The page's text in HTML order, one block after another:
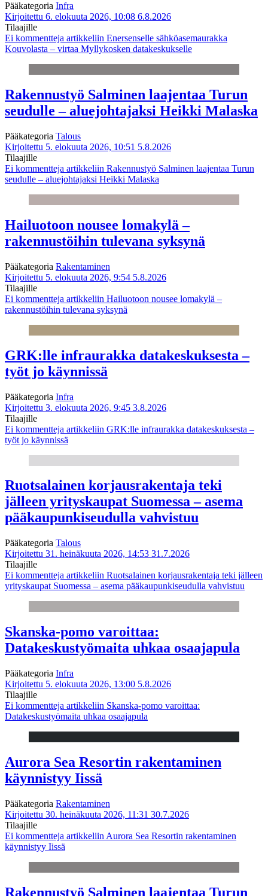
Pääkategoria Infra
Kirjoitettu 6. elokuuta 2026, 10:08 6.8.2026
Tilaajille
Ei kommentteja artikkeliin Enersenselle sähköasemaurakka
Kouvolasta – virtaa Myllykosken datakeskukselle
Rakennustyö Salminen laajentaa Turun
seudulle – aluejohtajaksi Heikki Malaska
Pääkategoria Talous
Kirjoitettu 5. elokuuta 2026, 10:51 5.8.2026
Tilaajille
Ei kommentteja artikkeliin Rakennustyö Salminen laajentaa Turun
seudulle – aluejohtajaksi Heikki Malaska
Hailuotoon nousee lomakylä –
rakennustöihin tulevana syksynä
Pääkategoria Rakentaminen
Kirjoitettu 5. elokuuta 2026, 9:54 5.8.2026
Tilaajille
Ei kommentteja artikkeliin Hailuotoon nousee lomakylä –
rakennustöihin tulevana syksynä
GRK:lle infraurakka datakeskuksesta –
työt jo käynnissä
Pääkategoria Infra
Kirjoitettu 3. elokuuta 2026, 9:45 3.8.2026
Tilaajille
Ei kommentteja artikkeliin GRK:lle infraurakka datakeskuksesta –
työt jo käynnissä
Ruotsalainen korjausrakentaja teki
jälleen yrityskaupat Suomessa – asema
pääkaupunkiseudulla vahvistuu
Pääkategoria Talous
Kirjoitettu 31. heinäkuuta 2026, 14:53 31.7.2026
Tilaajille
Ei kommentteja artikkeliin Ruotsalainen korjausrakentaja teki jälleen
yrityskaupat Suomessa – asema pääkaupunkiseudulla vahvistuu
Skanska-pomo varoittaa:
Datakeskustyömaita uhkaa osaajapula
Pääkategoria Infra
Kirjoitettu 5. elokuuta 2026, 13:00 5.8.2026
Tilaajille
Ei kommentteja artikkeliin Skanska-pomo varoittaa:
Datakeskustyömaita uhkaa osaajapula
Aurora Sea Resortin rakentaminen
käynnistyy Iissä
Pääkategoria Rakentaminen
Kirjoitettu 30. heinäkuuta 2026, 11:31 30.7.2026
Tilaajille
Ei kommentteja artikkeliin Aurora Sea Resortin rakentaminen
käynnistyy Iissä
Rakennustyö Salminen laajentaa Turun